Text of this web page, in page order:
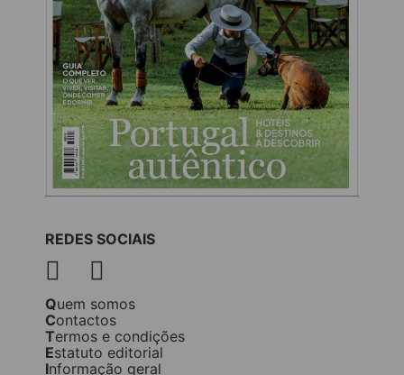
REDES SOCIAIS
Quem somos
Contactos
Termos e condições
Estatuto editorial
Informação geral